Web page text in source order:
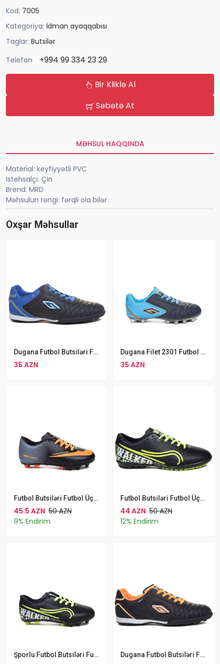
Kod: 7005
Kategoriya: İdman ayaqqabısı
Taglar: Butsilər
Telefon
+994 99 334 23 29
Bir Kliklə Al
Səbətə At
MƏHSUL HAQQINDA
Material: keyfiyyətli PVC
Istehsalçı: Çin
Brend: MRD
Məhsulun rəngi: fərqli ola bilər
Oxşar Məhsullar
Dugana Futbol Butsiləri Futbol Üçün Qara Mavi
35 AZN
Dugana Filet 2301 Futbol Butsiləri Futbol Üçün Qara Mavi Şporlu
35 AZN
Futbol Butsiləri Futbol Üçün Walked Filet 401 KR Qara Narıncı
45.5 AZN 50 AZN
9% Endirim
Futbol Butsiləri Futbol Üçün WALKED 233 Qara Sarı
44 AZN 50 AZN
12% Endirim
Şporlu Futbol Butsiləri Futbol Üçün Walked Filet 233 Qara Sarı Dugana Futbol Butsiləri Futbol Üçün Qara Narıncı